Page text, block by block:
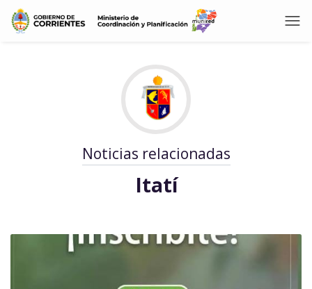
Noticias relacionadas
Itatí